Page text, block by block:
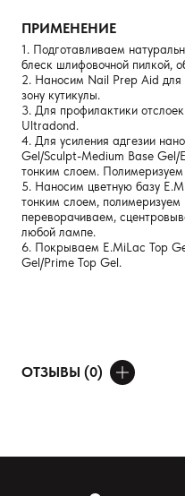
ПРИМЕНЕНИЕ
1. Подготавливаем
блеск шлифовочной пилкой,
2. Наносим Nail Prep Aid для
зону
3. Для профилактики
Ultradond.
4. Для усиления адгезии
Gel/Sculpt-Medium Base
тонким слоем.
5. Наносим цветную базу
тонким слоем,
переворачиваем,
любой лампе.
6. Покрываем E.MiLac Top
Gel/Prime Top Gel.
ОТЗЫВЫ (0)
ДОБАВИТЬ
Ваше имя